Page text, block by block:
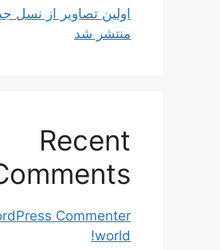
منتشر شد
Recent
Commenter
world!